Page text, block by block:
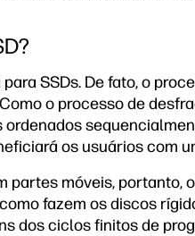
SSDs. De fato, o
o processo de
os usuários com
partes móveis,
fazem os discos
dos ciclos finitos de